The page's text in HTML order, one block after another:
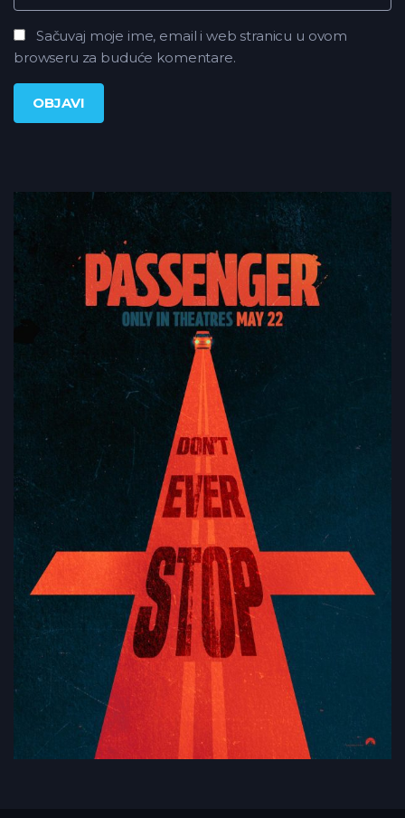
Sačuvaj moje ime, email i web stranicu u ovom
browseru za buduće komentare.